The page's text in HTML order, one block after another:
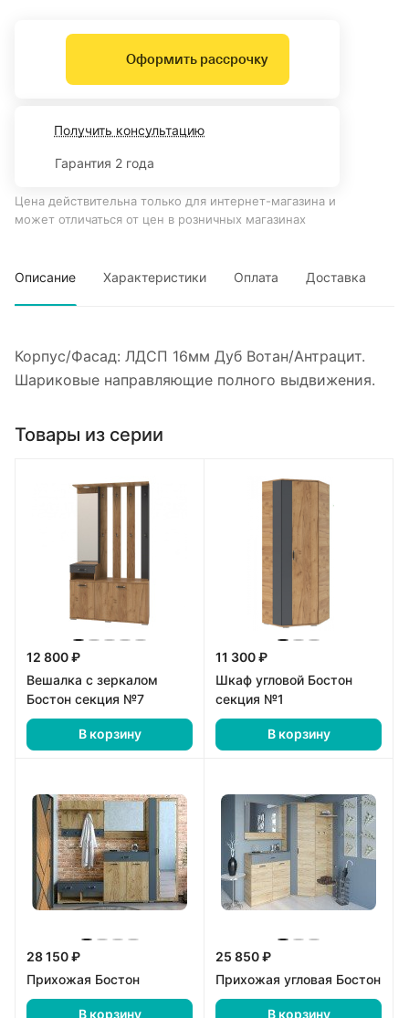
Оформить рассрочку
Получить консультацию
Гарантия 2 года
Цена действительна только для интернет-магазина и
может отличаться от цен в розничных магазинах
Описание Характеристики Оплата Доставка
Корпус/Фасад: ЛДСП 16мм Дуб Вотан/Антрацит.
Шариковые направляющие полного выдвижения.
Товары из серии
12 800 ₽
Вешалка с зеркалом
Бостон секция №7
В корзину
11 300 ₽
Шкаф угловой Бостон
секция №1
В корзину
28 150 ₽
Прихожая Бостон
В корзину
25 850 ₽
Прихожая угловая Бостон
В корзину